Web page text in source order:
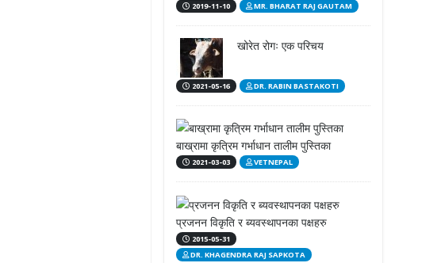
2019-11-10 MR. BHARAT RAJ GAUTAM
खोरेत रोगः एक परिचय
2021-05-16 DR. RABIN BASTAKOTI
बाख्रामा कृत्रिम गर्भाधान तालीम पुस्तिका
2021-03-03 VETNEPAL
प्रजनन विकृति र ब्यवस्थापनका पक्षहरु
2015-05-31
DR. KHAGENDRA RAJ SAPKOTA